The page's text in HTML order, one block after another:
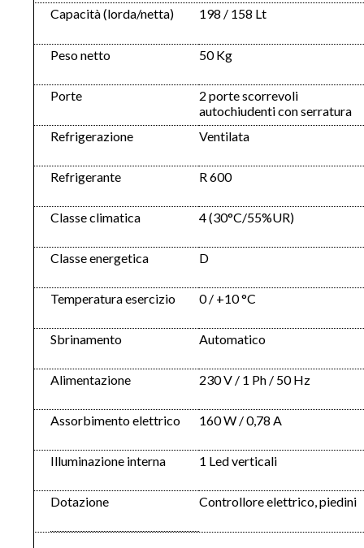
Capacità (lorda/netta)
Peso netto
Porte
Refrigerazione
Refrigerante
Classe climatica
Classe energetica
Temperatura esercizio
Sbrinamento
Alimentazione
Assorbimento elettrico
Illuminazione interna
Dotazione
198 / 158 Lt
50 Kg
2 porte scorrevoli
autochiudenti con serratura
Ventilata
R 600
4 (30°C/55%UR)
D
0 / +10 °C
Automatico
230 V / 1 Ph / 50 Hz
160 W / 0,78 A
1 Led verticali
Controllore elettrico, piedini